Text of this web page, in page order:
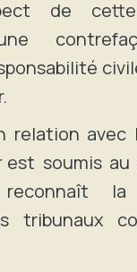
de
relation avec
est soumis au
reconnaît la
tribunaux